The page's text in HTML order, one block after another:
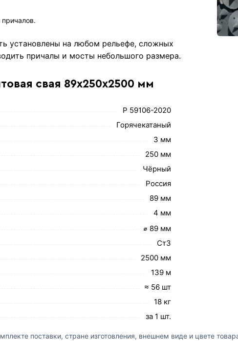
установлены на любом рельефе, сложных
причалы и мосты небольшого размера.
свая 89х250х2500 мм
Р 59106-2020
Горячекатаный
3 мм
250 мм
Чёрный
Россия
89 мм
4 мм
⌀ 89 мм
Ст3
2500 мм
139 м
≈ 56 шт
18 кг
за 1 шт.
поставки, стране изготовления, внешнем виде и цвете